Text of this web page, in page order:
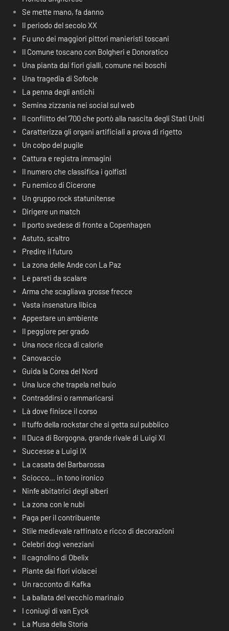
Se mette mano, fa danno
Il periodo del secolo XX
Fu uno dei maggiori pittori manieristi toscani
Il Comune toscano con Bolgheri e Donoratico
Una pianta dai fiori gialli, comune nei boschi
Una tragedia di Sofocle
La penna degli antichi
Semina zizzania nei social sul web
Il conflitto del ‘700 che portò alla nascita degli Stati Uniti
Caratterizza gli organi artificiali a prova di rigetto
Un colpo del pugile
Cattura e registra immagini
Il numero che classifica i golfisti
Fu nemico di Cicerone
Un gruppo rock statunitense
Dirigere un match
Il porto svedese di fronte a Copenhagen
Astuto, scaltro
Predire il futuro
La zona delle Ande con La Paz
Le pareti da scalare
Arma che scagliava grosse frecce
Vasta insenatura libica
Appestare un ambiente
Il peggiore per grado
Una noce ricca di calorie
Canovaccio
Guida la Corea del Nord
Una luce che trapela nel buio
Contraddirsi o rammaricarsi
Là dove finisce il corso
Il tuffo della rockstar che si getta sul pubblico
Il Duca di Borgogna, grande rivale di Luigi XI
Successe a Luigi IX
La casata del Barbarossa
Sciocco… in tono ironico
Ninfe abitatrici degli alberi
La zona con le nubi
Paga per il contribuente
Stile medievale raffinato e ricco di decorazioni
Celebri dogi veneziani
Il cagnolino di Obelix
Piante dai fiori violacei
Un racconto di Kafka
La ballata del vecchio marinaio
I coniugi di van Eyck
La Musa della Storia